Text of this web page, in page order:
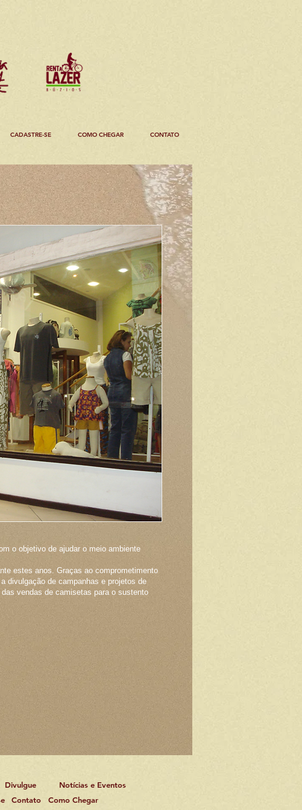
CADASTRE-SE COMO CHEGAR CONTATO
o objetivo de ajudar o meio ambiente
estes anos. Graças ao comprometimento
divulgação de campanhas e projetos de
vendas de camisetas para o sustento
Divulgue
Contato
Notícias e Eventos
Como Chegar